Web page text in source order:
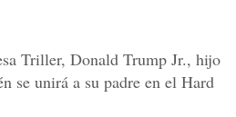
Triller, Donald Trump Jr., hijo
se unirá a su padre en el Hard